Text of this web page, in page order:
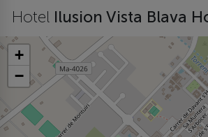
Hotel Ilusion Vista Blava
+
−